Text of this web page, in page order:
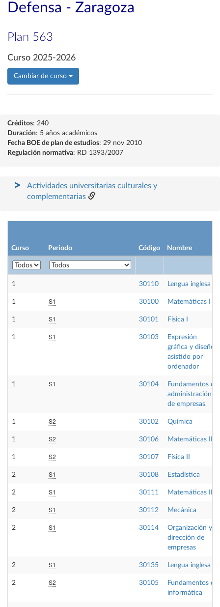
Defensa - Zaragoza
Plan 563
Curso 2025-2026
Cambiar de curso
Créditos: 240
Duración: 5 años académicos
Fecha BOE de plan de estudios: 29 nov 2010
Regulación normativa: RD 1393/2007
Actividades universitarias culturales y
complementarias
Curso Periodo Código Nombre
1 30110 Lengua inglesa I
1 S1 30100 Matemáticas I
1 S1 30101 Física I
1 S1 30103
Expresión
gráfica y diseño
asistido por
ordenador
1 S1 30104
Fundamentos de
administración
de empresas
1 S2 30102 Química
1 S2 30106 Matemáticas II
1 S2 30107 Física II
2 S1 30108 Estadística
2 S1 30111 Matemáticas III
2 S1 30112 Mecánica
2 S1 30114
Organización y
dirección de
empresas
2 S1 30135 Lengua inglesa II
2 S2 30105
Fundamentos de
informática